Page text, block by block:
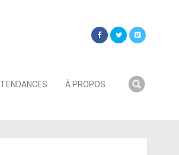
TENDANCES À PROPOS